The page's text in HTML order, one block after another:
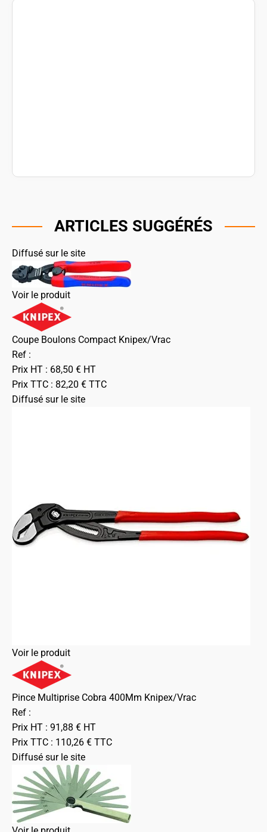
ARTICLES SUGGÉRÉS
Diffusé sur le site
Voir le produit
Coupe Boulons Compact Knipex/Vrac
Ref :
Prix HT : 68,50 € HT
Prix TTC : 82,20 € TTC
Diffusé sur le site
Voir le produit
Pince Multiprise Cobra 400Mm Knipex/Vrac
Ref :
Prix HT : 91,88 € HT
Prix TTC : 110,26 € TTC
Diffusé sur le site